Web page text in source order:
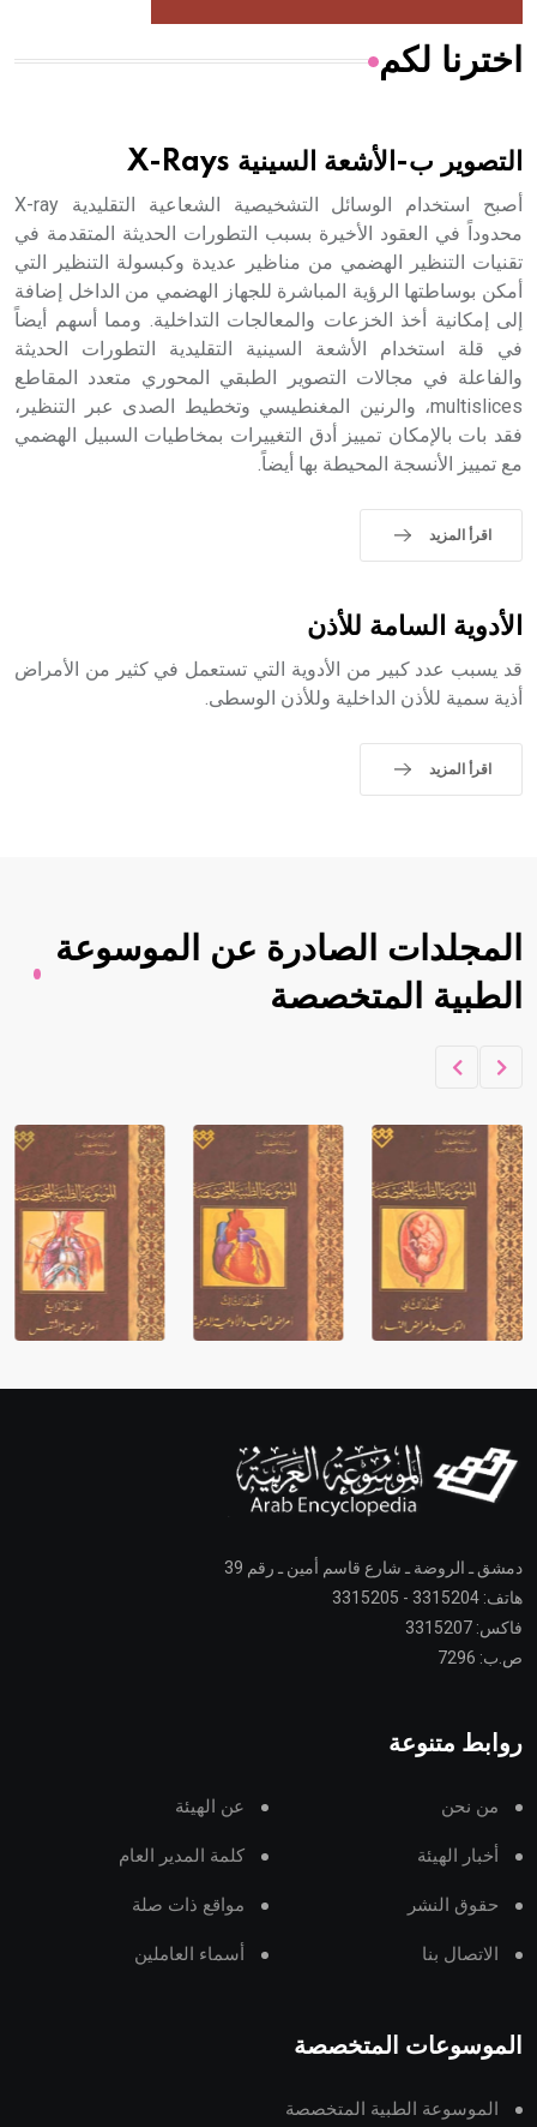
هل تعلم أن الأبسيد كلمة فرنسية اللفظ تم اعتمادها مصطلحاً
- هل تعلم أن أبجر Abgar اسم معروف جيداً يعود إلى عدد من
الملوك الذين حكموا مدينة إديسا (الرها) من أبجر الأول وحتى
التاسع، وهم ينتسبون إلى أسرة أوسروين
- هل تعلم أن الأبجدية الكنعانية تتألف من /22/ علامة كتابية
sign تكتب منفصلة غير متصلة، وتعتمد المبدأ الأكوروفوني،
اخترنا لكم
التصوير ب-الأشعة السينية X-Rays
أصبح استخدام الوسائل التشخيصية الشعاعية التقليدية X-ray
محدوداً في العقود الأخيرة بسبب التطورات الحديثة المتقدمة في
تقنيات التنظير الهضمي من مناظير عديدة وكبسولة التنظير التي
أمكن بوساطتها الرؤية المباشرة للجهاز الهضمي من الداخل إضافة
إلى إمكانية أخذ الخزعات والمعالجات التداخلية. ومما أسهم أيضاً
في قلة استخدام الأشعة السينية التقليدية التطورات الحديثة
والفاعلة في مجالات التصوير الطبقي المحوري متعدد المقاطع
multislices، والرنين المغنطيسي وتخطيط الصدى عبر التنظير،
فقد بات بالإمكان تمييز أدق التغييرات بمخاطيات السبيل الهضمي
مع تمييز الأنسجة المحيطة بها أيضاً.
اقرأ المزيد
الأدوية السامة للأذن
قد يسبب عدد كبير من الأدوية التي تستعمل في كثير من الأمراض
أذية سمية للأذن الداخلية وللأذن الوسطى.
اقرأ المزيد
المجلدات الصادرة عن الموسوعة
الطبية المتخصصة
دمشق ـ الروضة ـ شارع قاسم أمين ـ رقم 39
هاتف: 3315204 - 3315205
فاكس: 3315207
ص.ب: 7296
روابط متنوعة
من نحن عن الهيئة
أخبار الهيئة كلمة المدير العام
حقوق النشر مواقع ذات صلة
الاتصال بنا أسماء العاملين
الموسوعات المتخصصة
الموسوعة الطبية المتخصصة